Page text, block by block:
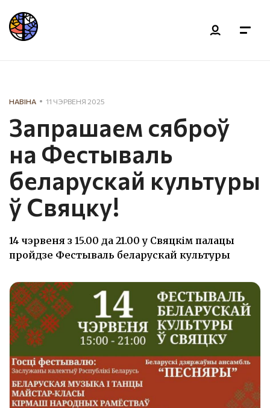
НАВІНА 11 ЧЭРВЕНЯ 2025
Запрашаем сяброў
на Фестываль
беларускай культуры
ў Свяцку!
14 чэрвеня з 15.00 да 21.00 у Свяцкім палацы
пройдзе Фестываль беларускай культуры